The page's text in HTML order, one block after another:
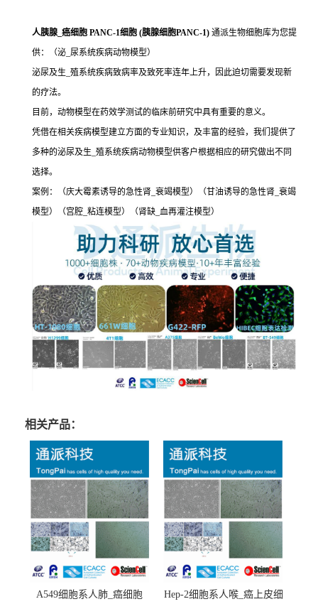
人胰腺_癌细胞 PANC-1细胞 (胰腺细胞PANC-1) 通派生物细胞库为您提
供：（泌_尿系统疾病动物模型）
泌尿及生_殖系统疾病致病率及致死率连年上升，因此迫切需要发现新
的疗法。
目前，动物模型在药效学测试的临床前研究中具有重要的意义。
凭借在相关疾病模型建立方面的专业知识，及丰富的经验，我们提供了
多种的泌尿及生_殖系统疾病动物模型供客户根据相应的研究做出不同
选择。
案例：（庆大霉素诱导的急性肾_衰竭模型）（甘油诱导的急性肾_衰竭
模型）（宫腔_粘连模型）（肾缺_血再灌注模型）
相关产品：
A549细胞系人肺_癌细胞
Hep-2细胞系人喉_癌上皮细